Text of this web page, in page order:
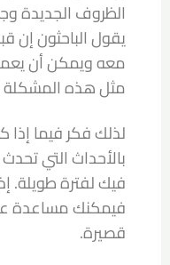
الظروف الجديدة
يقول الباحثون إن
معه ويمكن أن
مثل هذه المشكلة
لذلك فكر فيما إذا
بالأحداث التي
فيك لفترة طويلة.
فيمكنك مساعدة
قصيرة.